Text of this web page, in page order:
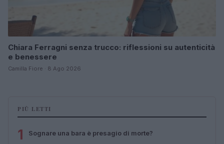
Chiara Ferragni senza trucco: riflessioni su autenticità
e benessere
Camilla Fiore · 8 Ago 2026
PIÙ LETTI
1 Sognare una bara è presagio di morte?